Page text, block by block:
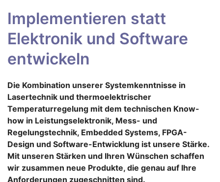
Implementieren statt
Elektronik und Software
entwickeln
Die Kombination unserer Systemkenntnisse in
Lasertechnik und thermoelektrischer
Temperaturregelung mit dem technischen Know-
how in Leistungselektronik, Mess- und
Regelungstechnik, Embedded Systems, FPGA-
Design und Software-Entwicklung ist unsere Stärke.
Mit unseren Stärken und Ihren Wünschen schaffen
wir zusammen neue Produkte, die genau auf Ihre
Anforderungen zugeschnitten sind.